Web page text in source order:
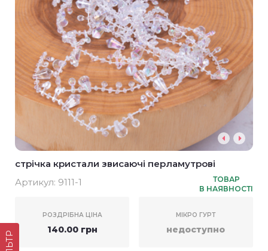
стрічка кристали звисаючі перламутрові
Артикул: 9111-1
ТОВАР
В НАЯВНОСТІ
РОЗДРІБНА ЦІНА
140.00 грн
МІКРО ГУРТ
недоступно